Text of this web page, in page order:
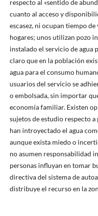
respecto al «sentido de
cuanto al acceso y
escasez, ni ocupan tiempo
hogares; unos utilizan pozo
instalado el servicio de agua
claro que en la población
agua para el consumo
usuarios del servicio se
o embolsada, sin importar
economía familiar. Existen
sujetos de estudio respecto
han introyectado el agua
aunque exista miedo o
no asumen responsabilidad
personas influyan en tomar
directiva del sistema de
distribuye el recurso en la